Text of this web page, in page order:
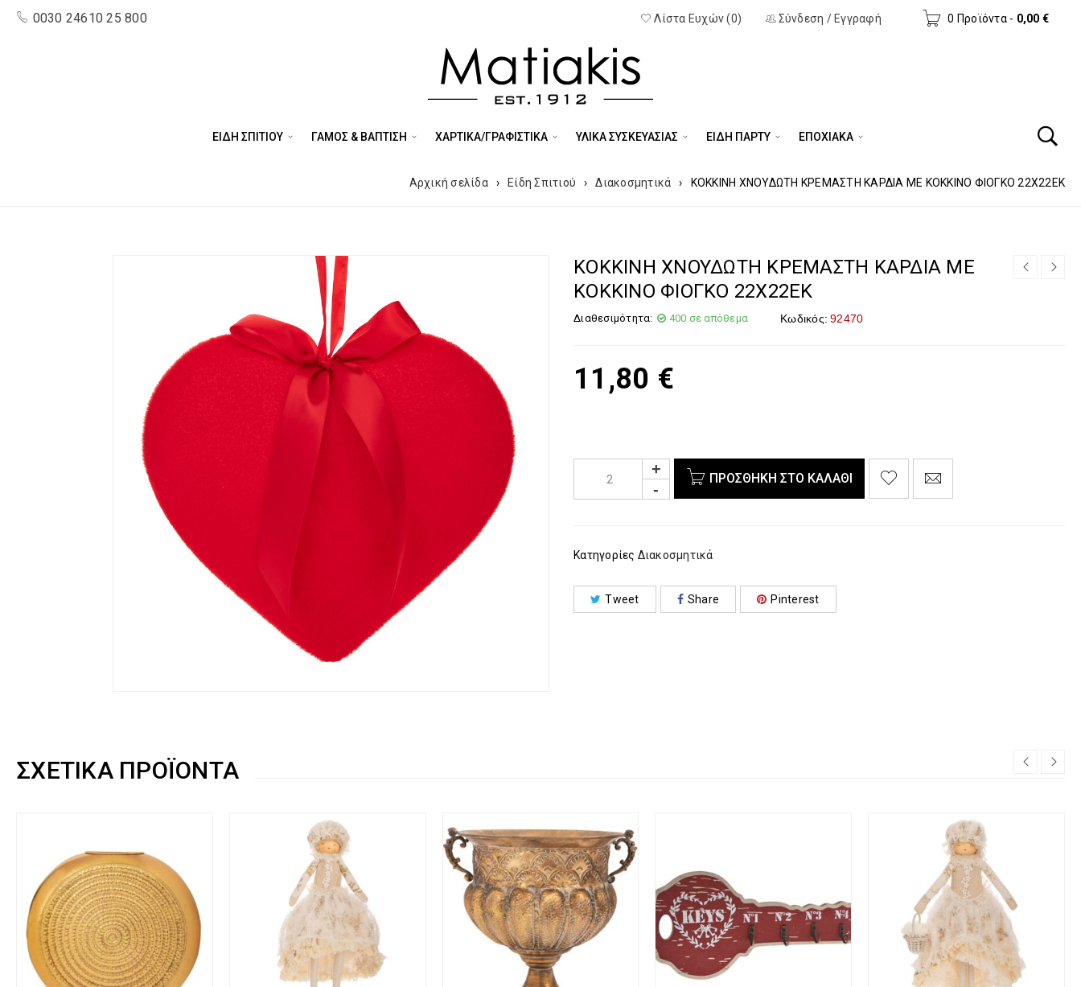
0030 24610 25 800 0 Προϊόντα - 0,00 €
Σύνδεση / Εγγραφή
Λίστα Ευχών (0)
ΕΙΔΗ ΣΠΙΤΙΟΥ ΓΑΜΟΣ & ΒΑΠΤΙΣΗ ΧΑΡΤΙΚΑ/ΓΡΑΦΙΣΤΙΚΑ ΥΛΙΚΑ ΣΥΣΚΕΥΑΣΙΑΣ ΕΊΔΗ ΠΆΡΤΥ ΕΠΟΧΙΑΚΑ
Αρχική σελίδα › Είδη Σπιτιού › Διακοσμητικά › ΚΟΚΚΙΝΗ ΧΝΟΥΔΩΤΗ ΚΡΕΜΑΣΤΗ ΚΑΡΔΙΑ ΜΕ ΚΟΚΚΙΝΟ ΦΙΟΓΚΟ 22Χ22ΕΚ
ΚΟΚΚΙΝΗ ΧΝΟΥΔΩΤΗ ΚΡΕΜΑΣΤΗ ΚΑΡΔΙΑ ΜΕ
ΚΟΚΚΙΝΟ ΦΙΟΓΚΟ 22Χ22ΕΚ
Διαθεσιμότητα: 400 σε απόθεμα Κωδικός: 92470
11,80 €
ΠΡΟΣΘΉΚΗ ΣΤΟ ΚΑΛΆΘΙ
Κατηγορίες Διακοσμητικά
Tweet Share Pinterest
ΣΧΕΤΙΚΆ ΠΡΟΪΌΝΤΑ